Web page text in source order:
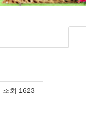
조회 1623